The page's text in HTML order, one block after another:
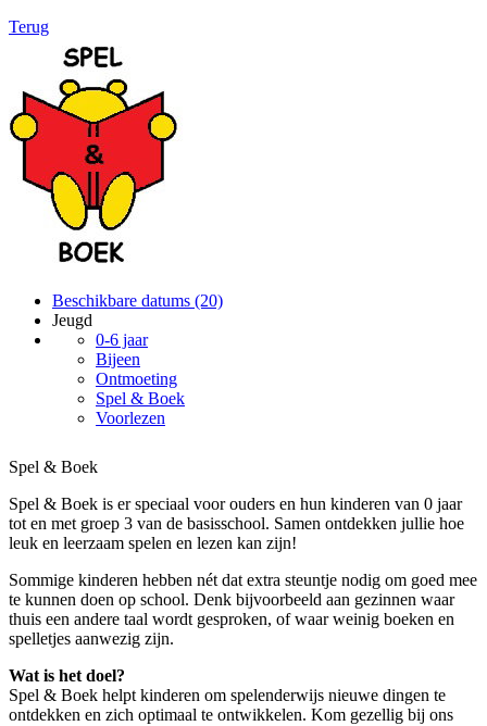
Terug
Beschikbare datums (20)
Jeugd
0-6 jaar
Bijeen
Ontmoeting
Spel & Boek
Voorlezen
Spel & Boek
Spel & Boek is er speciaal voor ouders en hun kinderen van 0 jaar
tot en met groep 3 van de basisschool. Samen ontdekken jullie hoe
leuk en leerzaam spelen en lezen kan zijn!
Sommige kinderen hebben nét dat extra steuntje nodig om goed mee
te kunnen doen op school. Denk bijvoorbeeld aan gezinnen waar
thuis een andere taal wordt gesproken, of waar weinig boeken en
spelletjes aanwezig zijn.
Wat is het doel?
Spel & Boek helpt kinderen om spelenderwijs nieuwe dingen te
ontdekken en zich optimaal te ontwikkelen. Kom gezellig bij ons